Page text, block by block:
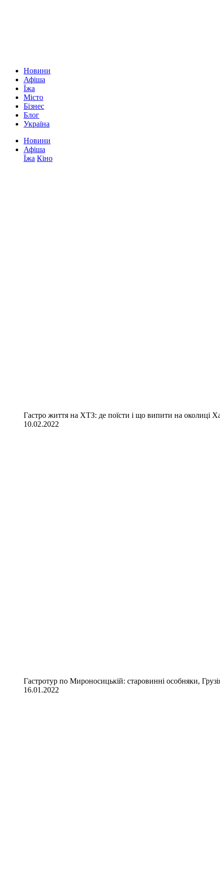
Новини
Афіша
Їжа
Місто
Бізнес
Блог
Україна
Новини
Афіша
Їжа Кіно
Гастро життя на ХТЗ: де поїсти і що випити на околиці
10.02.2022
Гастротур по Мироносицькій: старовинні особняки,
16.01.2022